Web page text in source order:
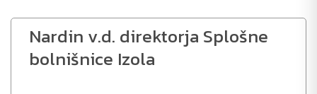
Nardin v.d. direktorja Splošne
bolnišnice Izola